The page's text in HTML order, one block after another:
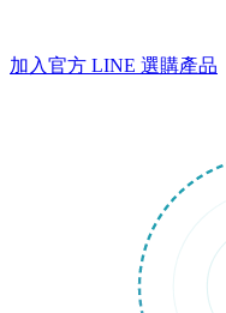
加入官方 LINE 選購產品